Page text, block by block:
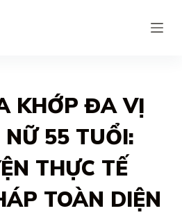
KHỚP ĐA VỊ
55 TUỔI:
THỰC TẾ
TOÀN DIỆN